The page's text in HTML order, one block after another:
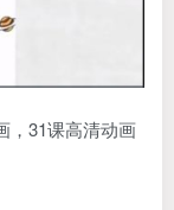
，31课高清动画